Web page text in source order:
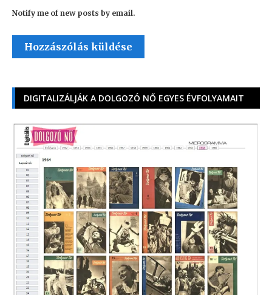
Notify me of new posts by email.
DIGITALIZÁLJÁK A DOLGOZÓ NŐ EGYES ÉVFOLYAMAIT